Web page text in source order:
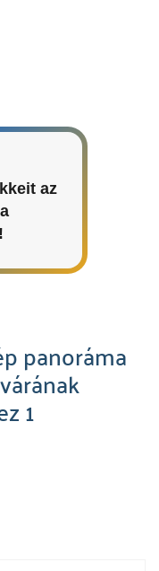
az
panoráma
1